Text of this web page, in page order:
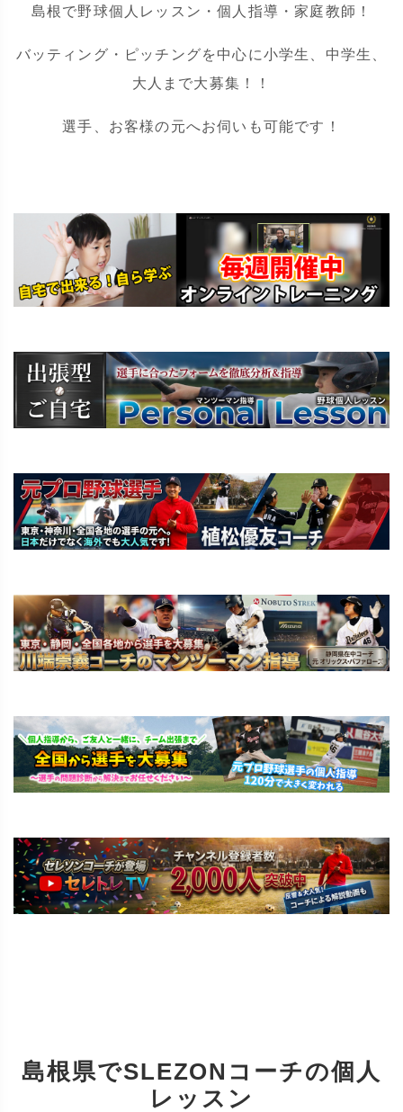
島根で野球個人レッスン・個人指導・家庭教師！
バッティング・ピッチングを中心に小学生、中学生、
大人まで大募集！！
選手、お客様の元へお伺いも可能です！
島根県でSLEZONコーチの個人
レッスン